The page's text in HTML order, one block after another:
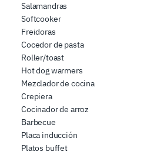
che hanno raccolto dal suo
Salamandras
Softcooker
Freidoras
Cocedor de pasta
Roller/toast
Hot dog warmers
Mezclador de cocina
Crepiera
Cocinador de arroz
Barbecue
Placa inducción
Platos buffet